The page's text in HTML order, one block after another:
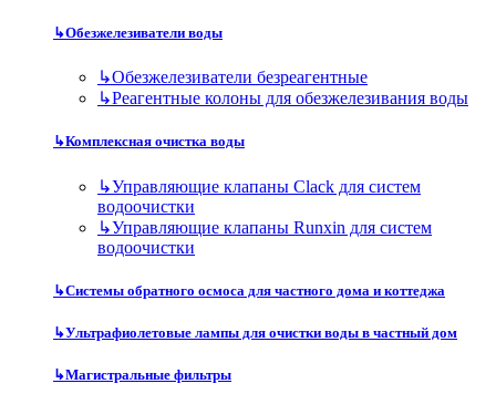
↳Обезжелезиватели воды
↳Обезжелезиватели безреагентные
↳Реагентные колоны для обезжелезивания воды
↳Комплексная очистка воды
↳Управляющие клапаны Clack для систем
водоочистки
↳Управляющие клапаны Runxin для систем
водоочистки
↳Системы обратного осмоса для частного дома и коттеджа
↳Ультрафиолетовые лампы для очистки воды в частный дом
↳Магистральные фильтры